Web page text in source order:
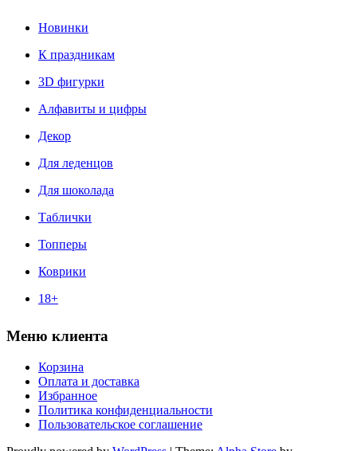
Новинки
К праздникам
3D фигурки
Алфавиты и цифры
Декор
Для леденцов
Для шоколада
Таблички
Топперы
Коврики
18+
Меню клиента
Корзина
Оплата и доставка
Избранное
Политика конфиденциальности
Пользовательское соглашение